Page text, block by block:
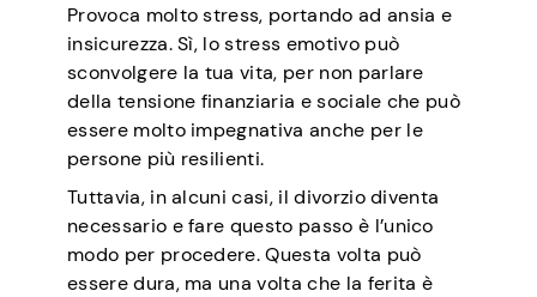
Provoca molto stress, portando ad ansia e
insicurezza. Sì, lo stress emotivo può
sconvolgere la tua vita, per non parlare
della tensione finanziaria e sociale che può
essere molto impegnativa anche per le
persone più resilienti.
Tuttavia, in alcuni casi, il divorzio diventa
necessario e fare questo passo è l’unico
modo per procedere. Questa volta può
essere dura, ma una volta che la ferita è